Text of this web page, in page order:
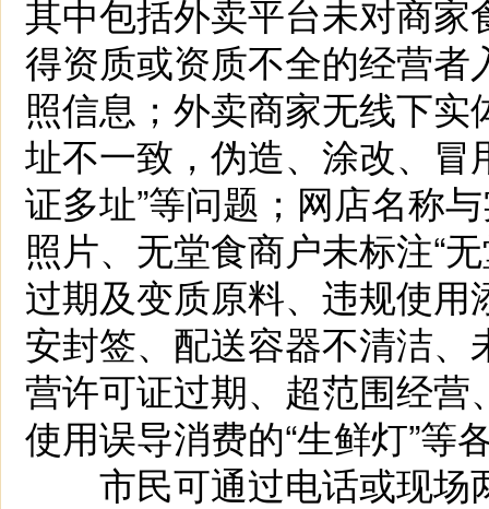
其中包括外卖平台未对商
得资质或资质不全的经营
照信息；外卖商家无线下
址不一致，伪造、涂改、冒
证多址”等问题；网店名称
照片、无堂食商户未标注“
过期及变质原料、违规使
安封签、配送容器不清洁
营许可证过期、超范围经
使用误导消费的“生鲜灯”等
市民可通过电话或现场